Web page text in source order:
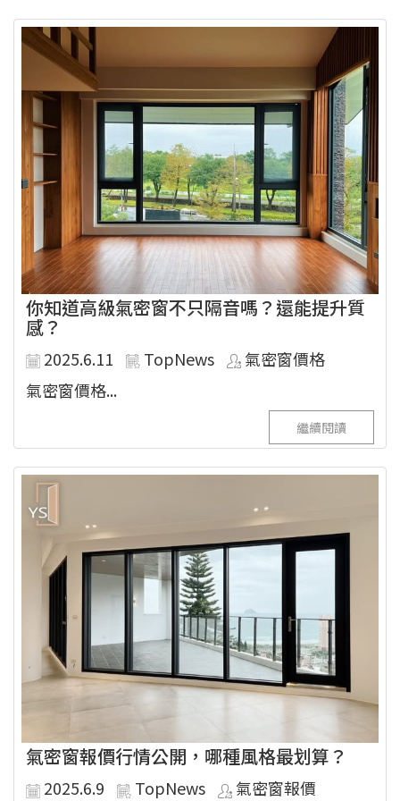
你知道高級氣密窗不只隔音嗎？還能提升質
感？
2025.6.11 TopNews
氣密窗價格
氣密窗價格...
繼續閱讀
氣密窗報價行情公開，哪種風格最划算？
2025.6.9 TopNews 氣密窗報價